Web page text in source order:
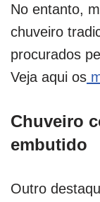
No entanto,
chuveiro
procurados
Veja aqui os
Chuveiro
embutido
Outro